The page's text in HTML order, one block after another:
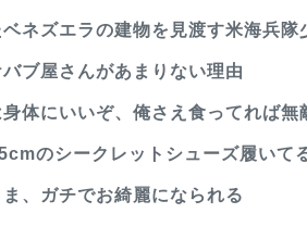
ネズエラの建物を見渡す米海兵
バブ屋さんがあまりない理由
体にいいぞ、俺さえ食ってれば
のシークレットシューズ履いて
ま、ガチでお綺麗になられる